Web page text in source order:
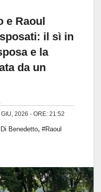
e Raoul
il sì in
e la
da un
2026 - ORE: 21:52
Benedetto, #Raoul